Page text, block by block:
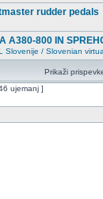
rudder pedals
A380-800 IN
Slovenije / Slovenian
Prikaži
ujemanj ]